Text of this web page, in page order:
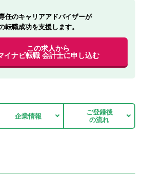
業界情報
求人情報
任のキャリアアドバイザーが
転職成功を支援します。
この求人から
イナビ転職 会計士に申し込む
企業情報
ご登録後
の流れ